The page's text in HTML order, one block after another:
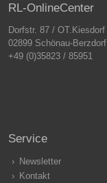
RL-OnlineCenter
Dorfstr. 87 / OT.Kiesdorf
02899 Schönau-Berzdorf
+49 (0)35823 / 85951
Service
Newsletter
Kontakt